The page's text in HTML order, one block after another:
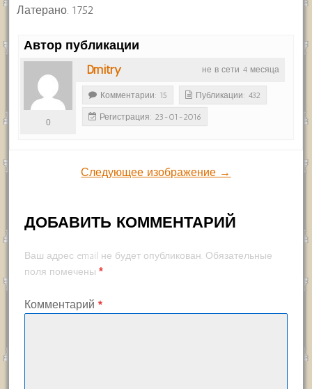
Латерано. 1752
Автор публикации
не в сети 4 месяца
Dmitry
0
Комментарии: 15 Публикации: 432
Регистрация: 23-01-2016
Следующее изображение →
ДОБАВИТЬ КОММЕНТАРИЙ
Ваш адрес email не будет опубликован. Обязательные
поля помечены *
Комментарий *